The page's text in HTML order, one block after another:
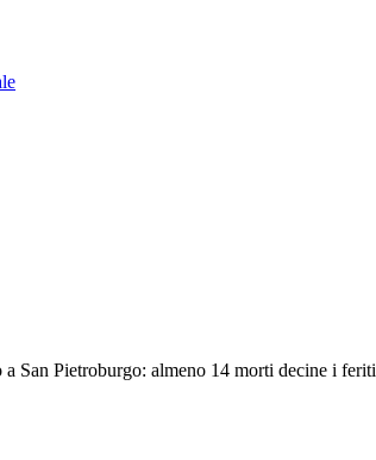
San Pietroburgo: almeno 14 morti decine i feriti